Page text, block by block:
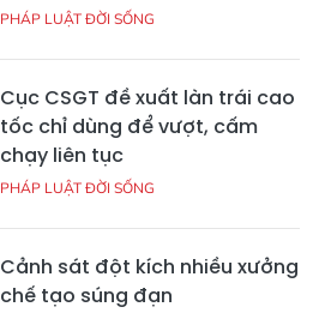
PHÁP LUẬT ĐỜI SỐNG
Cục CSGT đề xuất làn trái cao
tốc chỉ dùng để vượt, cấm
chạy liên tục
PHÁP LUẬT ĐỜI SỐNG
Cảnh sát đột kích nhiều xưởng
chế tạo súng đạn